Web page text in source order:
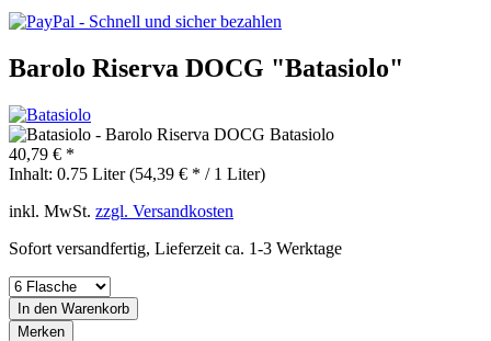
Barolo Riserva DOCG "Batasiolo"
40,79 € *
Inhalt: 0.75 Liter (54,39 € * / 1 Liter)
inkl. MwSt. zzgl. Versandkosten
Sofort versandfertig, Lieferzeit ca. 1-3 Werktage
In den Warenkorb
Merken